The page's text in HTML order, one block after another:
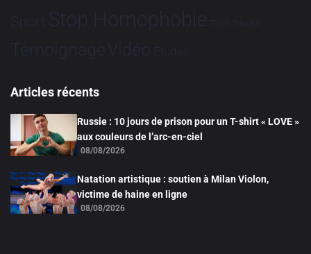
Sport Stop Homophobie Tech Tribune
TémoignageVidéo Études
Articles récents
Russie : 10 jours de prison pour un T-shirt « LOVE »
aux couleurs de l’arc-en-ciel
08/08/2026
Natation artistique : soutien à Milan Violon,
victime de haine en ligne
08/08/2026